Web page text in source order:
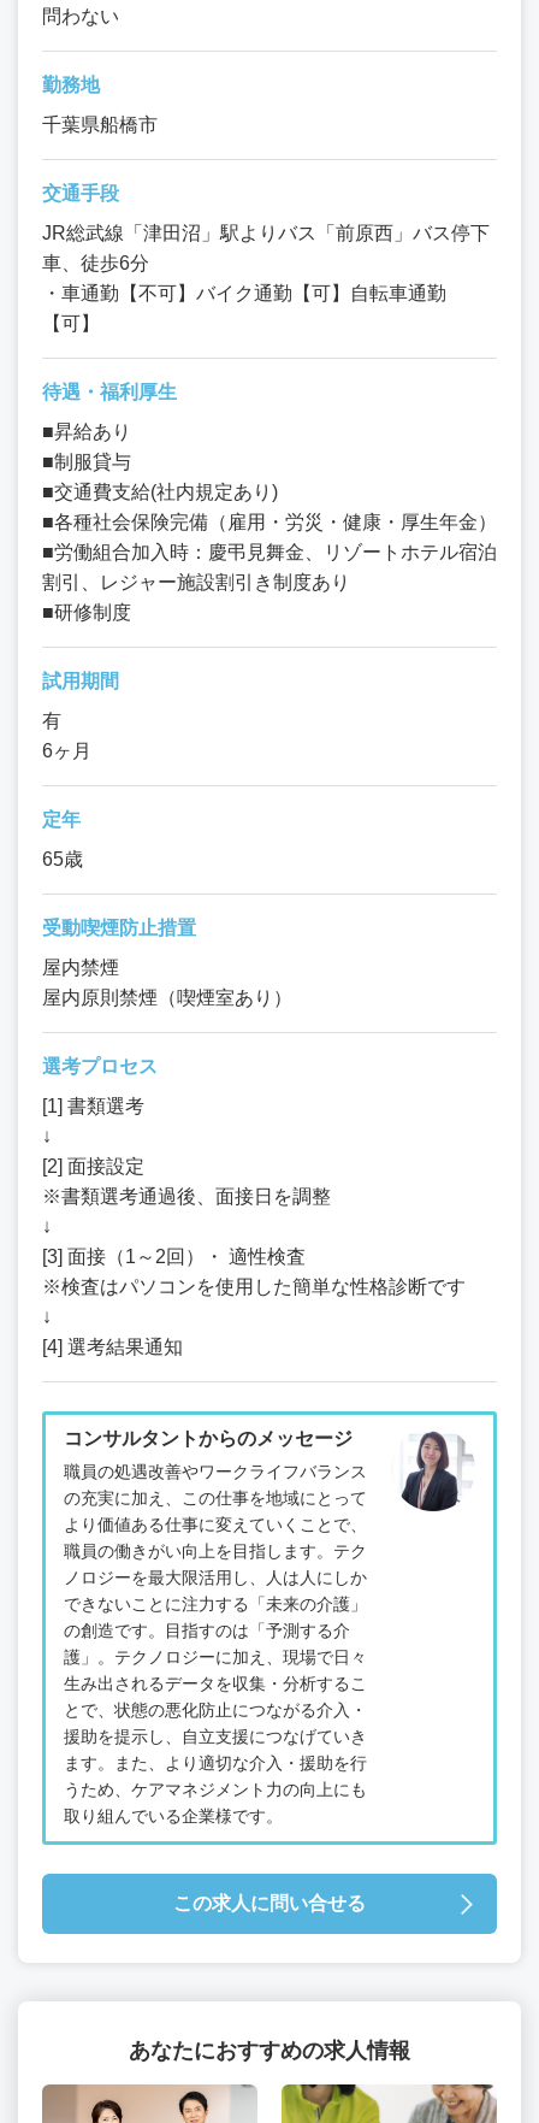
問わない
勤務地
千葉県船橋市
交通手段
JR総武線「津田沼」駅よりバス「前原西」バス停下
車、徒歩6分
・車通勤【不可】バイク通勤【可】自転車通勤
【可】
待遇・福利厚生
■昇給あり
■制服貸与
■交通費支給(社内規定あり)
■各種社会保険完備（雇用・労災・健康・厚生年金）
■労働組合加入時：慶弔見舞金、リゾートホテル宿泊
割引、レジャー施設割引き制度あり
■研修制度
試用期間
有
6ヶ月
定年
65歳
受動喫煙防止措置
屋内禁煙
屋内原則禁煙（喫煙室あり）
選考プロセス
[1] 書類選考
↓
[2] 面接設定
※書類選考通過後、面接日を調整
↓
[3] 面接（1～2回）・ 適性検査
※検査はパソコンを使用した簡単な性格診断です
↓
[4] 選考結果通知
コンサルタントからのメッセージ
職員の処遇改善やワークライフバランス
の充実に加え、この仕事を地域にとって
より価値ある仕事に変えていくことで、
職員の働きがい向上を目指します。テク
ノロジーを最大限活用し、人は人にしか
できないことに注力する「未来の介護」
の創造です。目指すのは「予測する介
護」。テクノロジーに加え、現場で日々
生み出されるデータを収集・分析するこ
とで、状態の悪化防止につながる介入・
援助を提示し、自立支援につなげていき
ます。また、より適切な介入・援助を行
うため、ケアマネジメント力の向上にも
取り組んでいる企業様です。
この求人に問い合せる
あなたにおすすめの求人情報